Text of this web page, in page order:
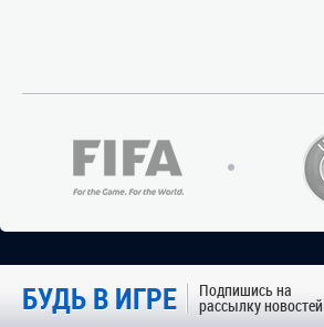
БУДЬ В ИГРЕ Подпишись на
рассылку новостей